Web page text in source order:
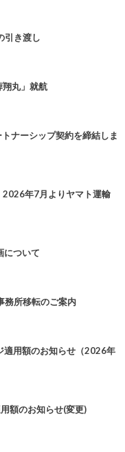
引き渡し
翔丸」就航
ナーシップ契約を締結しま
2026年7月よりヤマト運輸
について
務所移転のご案内
適用額のお知らせ（2026年
額のお知らせ(変更)